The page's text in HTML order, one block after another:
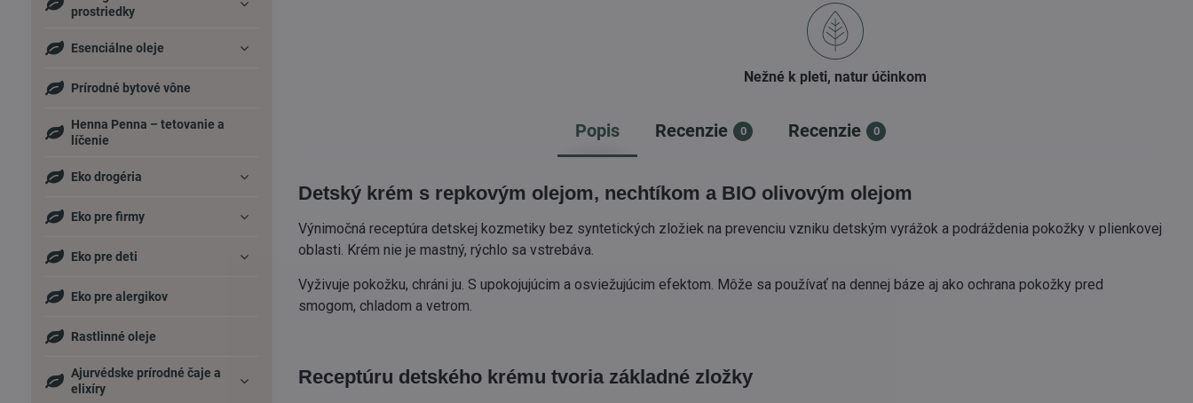
Nežné k pleti, natur účinkom
Popis Recenzie 0 Recenzie 0
Detský krém s repkovým olejom, nechtíkom a BIO olivovým olejom
Výnimočná receptúra detskej kozmetiky bez syntetických zložiek na prevenciu vzniku detským vyrážok a podráždenia pokožky v plienkovej
oblasti. Krém nie je mastný, rýchlo sa vstrebáva.
Vyživuje pokožku, chráni ju. S upokojujúcim a osviežujúcim efektom. Môže sa používať na dennej báze aj ako ochrana pokožky pred
smogom, chladom a vetrom.
Receptúru detského krému tvoria základné zložky
prostriedky
Esenciálne oleje
Prírodné bytové vône
Henna Penna – tetovanie a
líčenie
Eko drogéria
Eko pre firmy
Eko pre deti
Eko pre alergikov
Rastlinné oleje
Ajurvédske prírodné čaje a
elixíry